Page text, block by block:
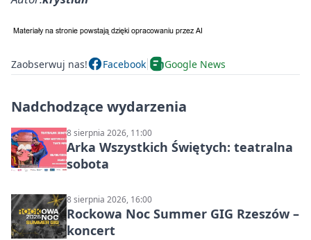
Zaobserwuj nas! Facebook Google News
Nadchodzące wydarzenia
8 sierpnia 2026, 11:00
Arka Wszystkich Świętych: teatralna
sobota
8 sierpnia 2026, 16:00
Rockowa Noc Summer GIG Rzeszów –
koncert